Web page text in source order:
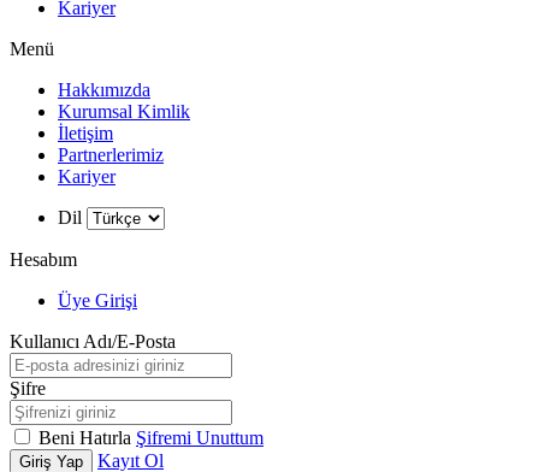
Kariyer
Menü
Hakkımızda
Kurumsal Kimlik
İletişim
Partnerlerimiz
Kariyer
Dil
Hesabım
Üye Girişi
Kullanıcı Adı/E-Posta
Şifre
Beni Hatırla Şifremi Unuttum
Giriş Yap
Kayıt Ol